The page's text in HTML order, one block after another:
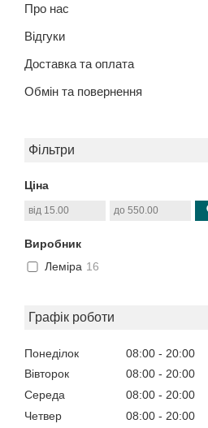
Про нас
Відгуки
Доставка та оплата
Обмін та повернення
Фільтри
Ціна
Виробник
Леміра 16
Графік роботи
Понеділок 08:00
20:00
Вівторок
08:00
20:00
Середа
08:00
20:00
Четвер
08:00
20:00